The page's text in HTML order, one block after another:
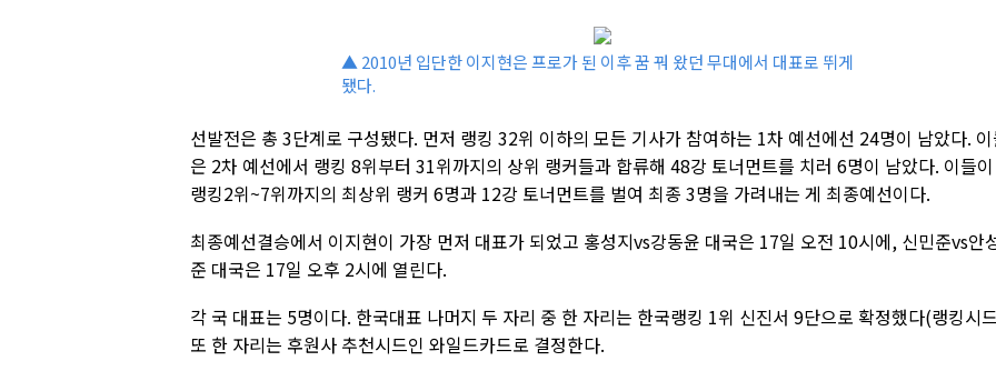
▲ 2010년 입단한 이지현은 프로가 된 이후 꿈 꿔 왔던 무대에서 대표로 뛰게
됐다.
선발전은 총 3단계로 구성됐다. 먼저 랭킹 32위 이하의 모든 기사가 참여하는 1차 예선에선 24명이 남았다.
은 2차 예선에서 랭킹 8위부터 31위까지의 상위 랭커들과 합류해 48강 토너먼트를 치러 6명이 남았다. 이들이
랭킹2위~7위까지의 최상위 랭커 6명과 12강 토너먼트를 벌여 최종 3명을 가려내는 게 최종예선이다.
최종예선결승에서 이지현이 가장 먼저 대표가 되었고 홍성지vs강동윤 대국은 17일 오전 10시에, 신민준vs안
준 대국은 17일 오후 2시에 열린다.
각 국 대표는 5명이다. 한국대표 나머지 두 자리 중 한 자리는 한국랭킹 1위 신진서 9단으로 확정했다(랭킹시
또 한 자리는 후원사 추천시드인 와일드카드로 결정한다.